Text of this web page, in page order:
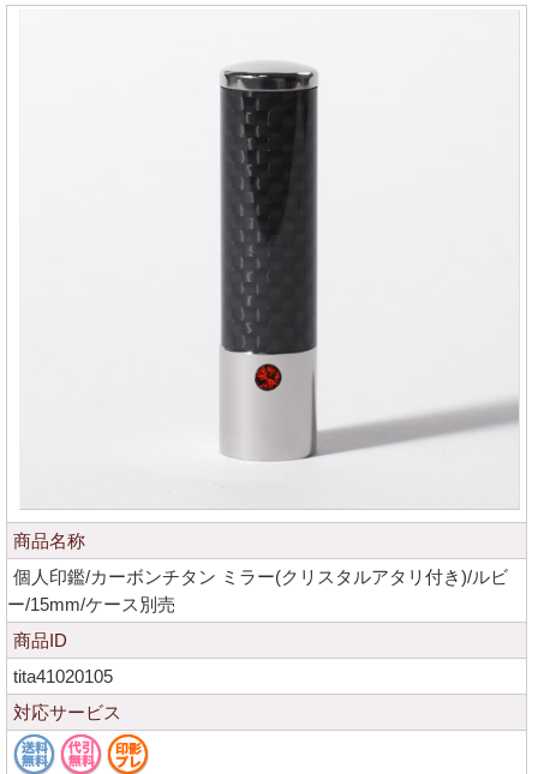
商品名称
個人印鑑/カーボンチタン ミラー(クリスタルアタリ付き)/ルビ
ー/15mm/ケース別売
商品ID
tita41020105
対応サービス